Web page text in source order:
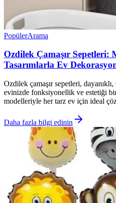
PopülerArama
Ozdilek Çamaşır Sepetleri:
Tasarımlarla Ev
Ozdilek çamaşır sepetleri, dayanıklı,
evinizde fonksiyonellik ve estetiği
modelleriyle her tarz ev için ideal
Daha fazla bilgi edinin